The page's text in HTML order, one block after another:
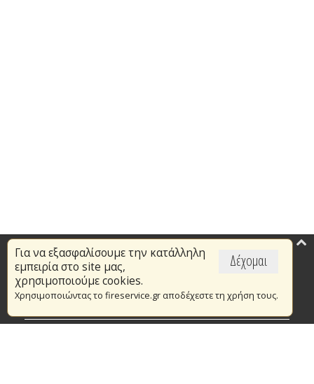
Δέχομαι
Για να εξασφαλίσουμε την κατάλληλη
εμπειρία στο site μας,
χρησιμοποιούμε cookies.
Χρησιμοποιώντας το fireservice.gr αποδέχεστε τη χρήση τους.
Επικαιρότητα
Το Πυροσβεστικό Σώμα